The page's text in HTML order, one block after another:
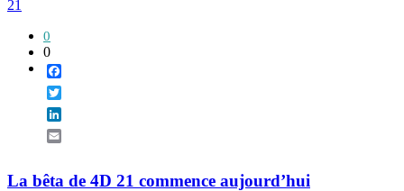
21
0
0
La bêta de 4D 21 commence aujourd’hui